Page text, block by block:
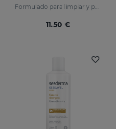
Formulado para limpiar y proteger en profundidad el cuero cabelludo de tu bebé.
11.50 €